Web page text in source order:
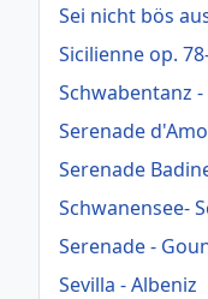
Sei nicht bös
Sicilienne op.
Schwabentanz
Serenade
Serenade
Schwanensee-
Serenade -
Sevilla - Albeniz